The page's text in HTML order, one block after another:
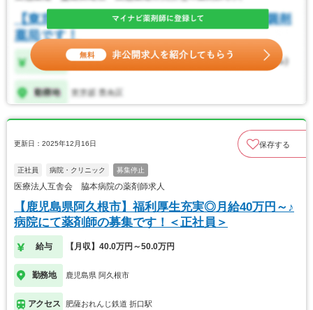
更新日：2025年12月16日 保存する
正社員 病院・クリニック 募集停止
医療法人互舎会 脇本病院の薬剤師求人
【鹿児島県阿久根市】福利厚生充実◎月給40万円～♪
病院にて薬剤師の募集です！＜正社員＞
給与 【月収】40.0万円～50.0万円
勤務地 鹿児島県 阿久根市
アクセス 肥薩おれんじ鉄道 折口駅